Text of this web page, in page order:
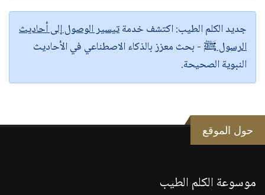
جديد الكلم الطيب:اكتشف خدمةتيسير الوصول إلى أحاديث
الرسول ﷺ - بحث معزز بالذكاء الاصطناعي في الأحاديث
النبوية الصحيحة.
حول الموقع
موسوعة الكلم الطيب